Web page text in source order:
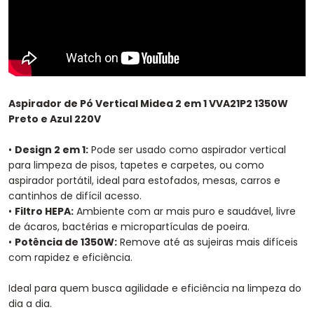
Aspirador de Pó Vertical Midea 2 em 1 VVA21P2 1350W
Preto e Azul 220V
• Design 2 em 1: Pode ser usado como aspirador vertical
para limpeza de pisos, tapetes e carpetes, ou como
aspirador portátil, ideal para estofados, mesas, carros e
cantinhos de difícil acesso.
• Filtro HEPA: Ambiente com ar mais puro e saudável, livre
de ácaros, bactérias e micropartículas de poeira.
• Potência de 1350W: Remove até as sujeiras mais difíceis
com rapidez e eficiência.
Ideal para quem busca agilidade e eficiência na limpeza do
dia a dia.